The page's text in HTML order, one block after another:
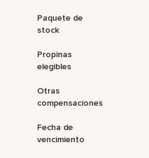
Paquete de
stock
Propinas
elegibles
Otras
compensaciones
Fecha de
vencimiento